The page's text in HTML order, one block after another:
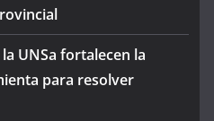
UNSa fortalecen la
para resolver